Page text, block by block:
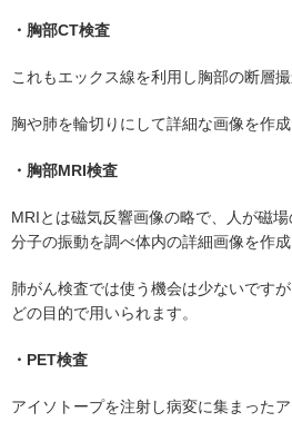
・胸部CT検査
これもエックス線を利用し胸部の断層撮
胸や肺を輪切りにして詳細な画像を作成
・胸部MRI検査
MRIとは磁気反響画像の略で、人が磁
分子の振動を調べ体内の詳細画像を作成
肺がん検査では使う機会は少ないです
どの目的で用いられます。
・PET検査
アイソトープを注射し病変に集まった